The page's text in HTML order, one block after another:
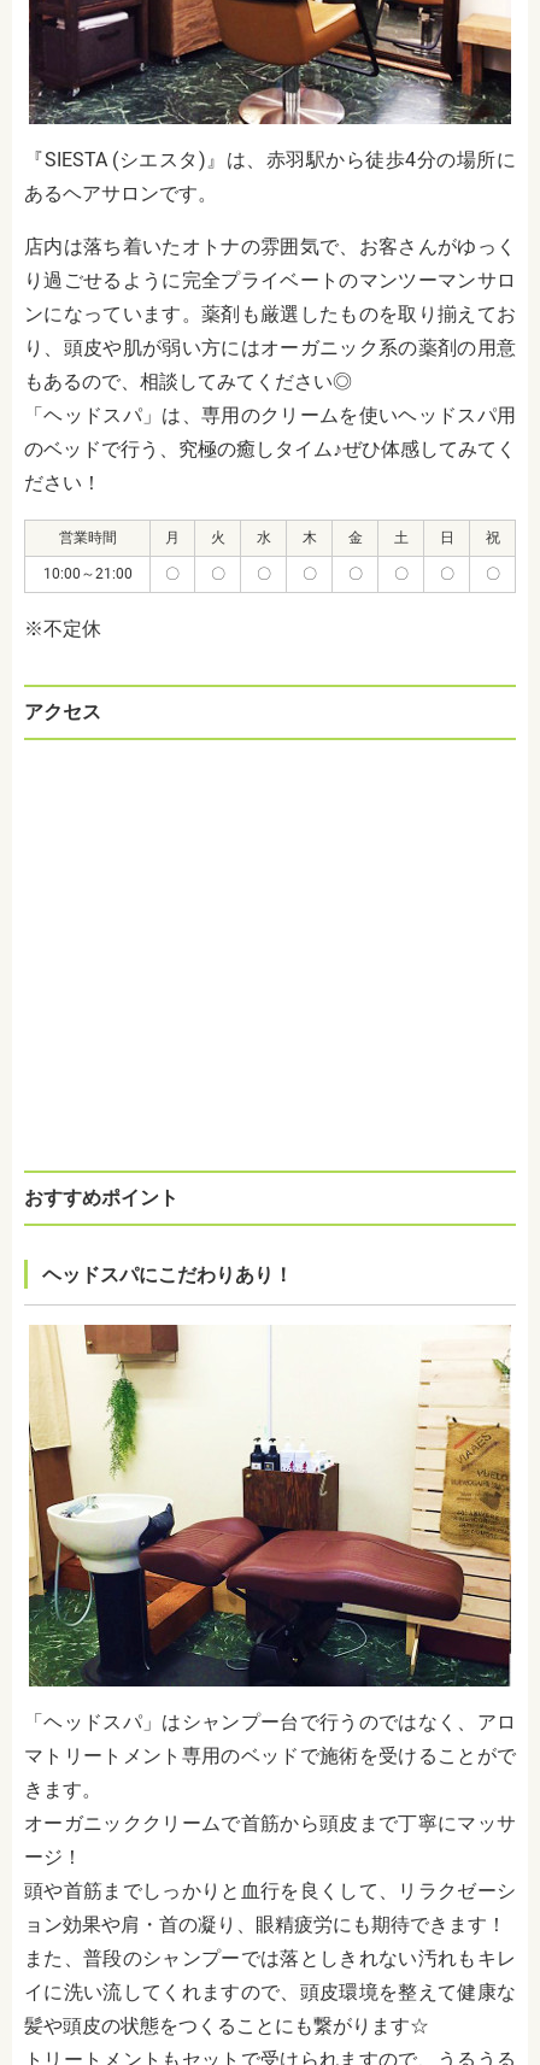
『SIESTA (シエスタ)』は、赤羽駅から徒歩4分の場所に
あるヘアサロンです。
店内は落ち着いたオトナの雰囲気で、お客さんがゆっく
り過ごせるように完全プライベートのマンツーマンサロ
ンになっています。薬剤も厳選したものを取り揃えてお
り、頭皮や肌が弱い方にはオーガニック系の薬剤の用意
もあるので、相談してみてください◎
「ヘッドスパ」は、専用のクリームを使いヘッドスパ用
のベッドで行う、究極の癒しタイム♪ぜひ体感してみてく
ださい！
営業時間 月 火 水 木 金 土 日 祝
10:00～21:00 〇 〇 〇 〇 〇 〇 〇 〇
※不定休
アクセス
おすすめポイント
ヘッドスパにこだわりあり！
「ヘッドスパ」はシャンプー台で行うのではなく、アロ
マトリートメント専用のベッドで施術を受けることがで
きます。
オーガニッククリームで首筋から頭皮まで丁寧にマッサ
ージ！
頭や首筋までしっかりと血行を良くして、リラクゼーシ
ョン効果や肩・首の凝り、眼精疲労にも期待できます！
また、普段のシャンプーでは落としきれない汚れもキレ
イに洗い流してくれますので、頭皮環境を整えて健康な
髪や頭皮の状態をつくることにも繋がります☆
トリートメントもセットで受けられますので、うるうる